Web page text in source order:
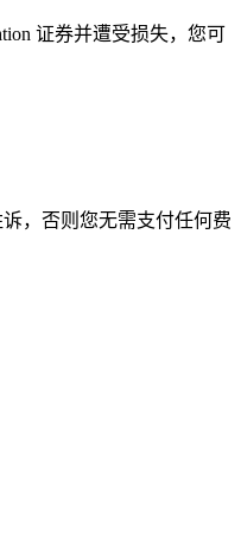
证券并遭受损失，您可
，否则您无需支付任何费